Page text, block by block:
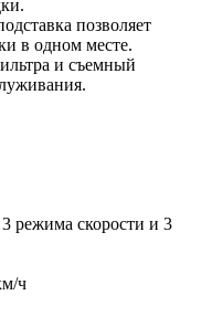
позволяет
в одном месте.
и съемный
режима скорости и 3
ч